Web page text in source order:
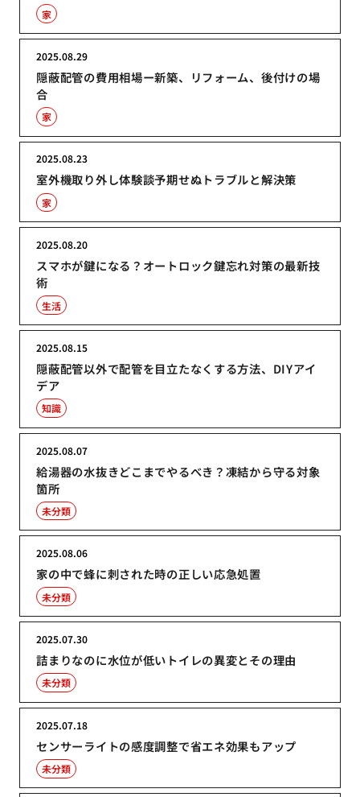
家
隠蔽配管の費用相場ー新築、リフォーム、後付けの場
合
2025.08.29
家
室外機取り外し体験談予期せぬトラブルと解決策
2025.08.23
家
スマホが鍵になる？オートロック鍵忘れ対策の最新技
術
2025.08.20
生活
隠蔽配管以外で配管を目立たなくする方法、DIYアイ
デア
2025.08.15
知識
給湯器の水抜きどこまでやるべき？凍結から守る対象
箇所
2025.08.07
未分類
家の中で蜂に刺された時の正しい応急処置
2025.08.06
未分類
詰まりなのに水位が低いトイレの異変とその理由
2025.07.30
未分類
センサーライトの感度調整で省エネ効果もアップ
2025.07.18
未分類